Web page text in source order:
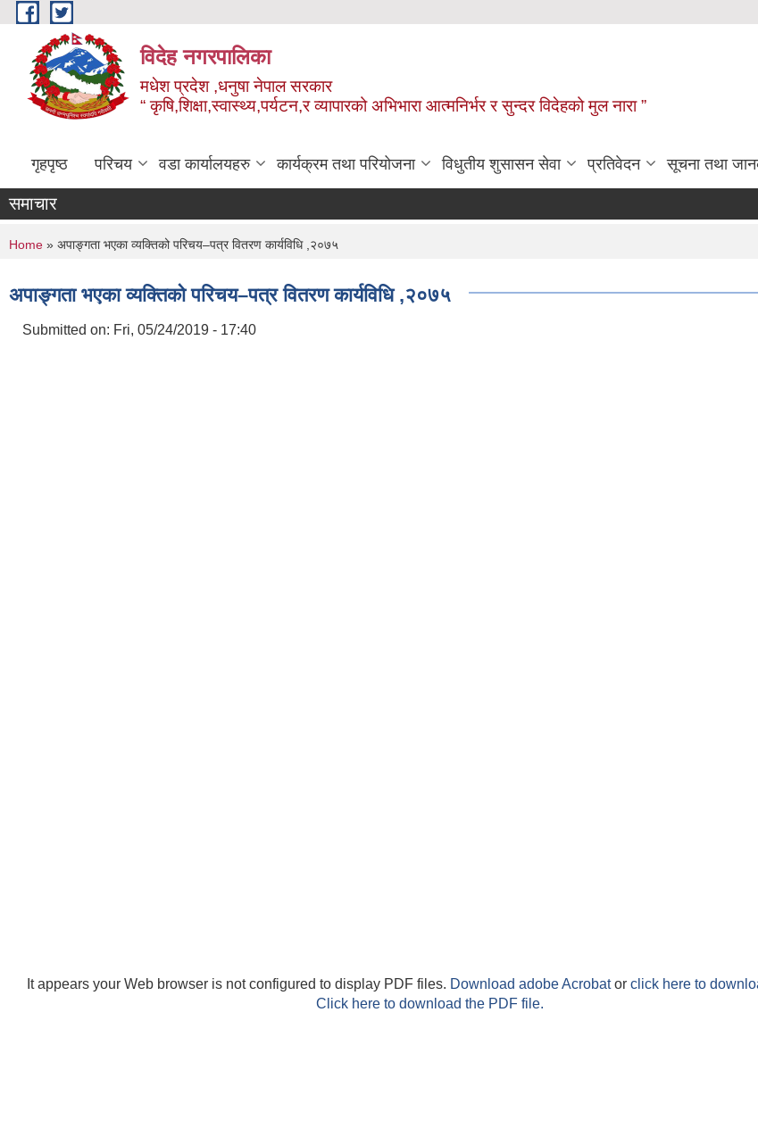
Skip to main content
विदेह नगरपालिका
मधेश प्रदेश ,धनुषा नेपाल सरकार
“ कृषि,शिक्षा,स्वास्थ्य,पर्यटन,र व्यापारको अभिभारा आत्मनिर्भर र सुन्दर विदेहको मुल नारा ”
गृहपृष्ठ परिचय वडा कार्यालयहरु कार्यक्रम तथा परियोजना विधुतीय शुसासन सेवा प्रतिवेदन सूचना तथा
समाचार
You are here
Home » अपाङ्गता भएका व्यक्तिको परिचय–पत्र वितरण कार्यविधि ,२०७५
अपाङ्गता भएका व्यक्तिको परिचय–पत्र वितरण कार्यविधि ,२०७५
Submitted on: Fri, 05/24/2019 - 17:40
It appears your Web browser is not configured to display PDF files. Download adobe Acrobator click here to
Click here to download the PDF file.